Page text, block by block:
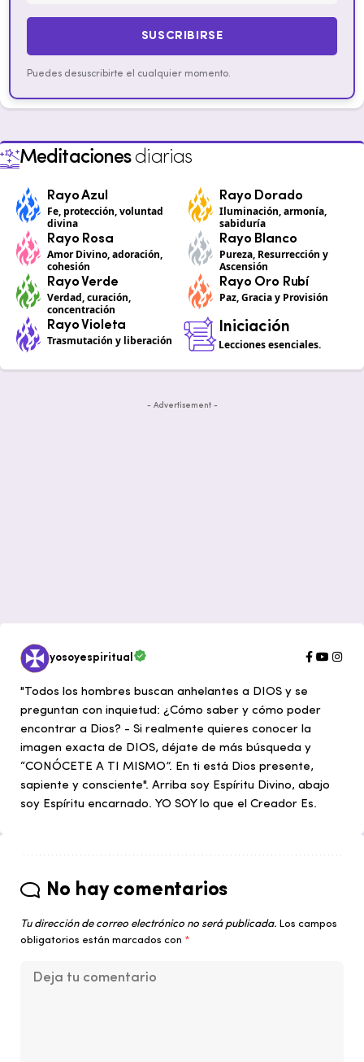
SUSCRIBIRSE
Puedes desuscribirte el cualquier momento.
Meditacionesdiarias
Rayo Azul
Fe, protección, voluntad
divina
Rayo Dorado
Iluminación, armonía,
sabiduría
Rayo Rosa
Amor Divino, adoración,
cohesión
Rayo Blanco
Pureza, Resurrección y
Ascensión
Rayo Verde
Verdad, curación,
concentración
Rayo Oro Rubí
Paz, Gracia y Provisión
Rayo Violeta
Trasmutación y liberación
Iniciación
Lecciones esenciales.
- Advertisement -
yosoyespiritual
"Todos los hombres buscan anhelantes a DIOS y se
preguntan con inquietud: ¿Cómo saber y cómo poder
encontrar a Dios? - Si realmente quieres conocer la
imagen exacta de DIOS, déjate de más búsqueda y
“CONÓCETE A TI MISMO”. En ti está Dios presente,
sapiente y consciente". Arriba soy Espíritu Divino, abajo
soy Espíritu encarnado. YO SOY lo que el Creador Es.
No hay comentarios
Tu dirección de correo electrónico no será publicada. Los campos
obligatorios están marcados con *